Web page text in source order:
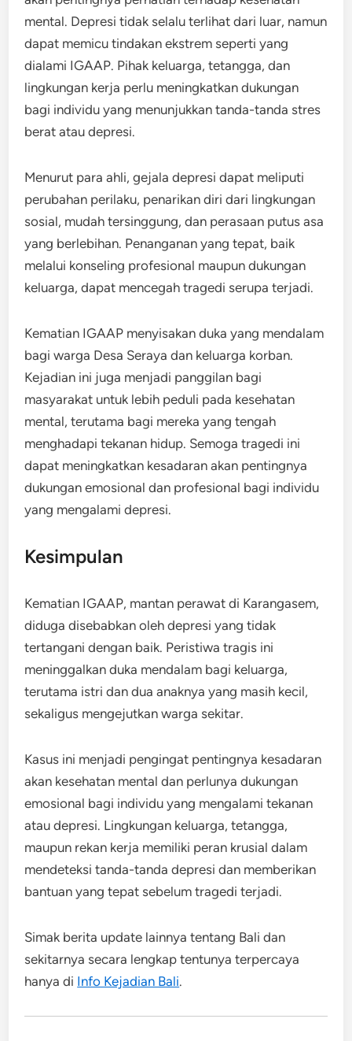
mental. Depresi tidak selalu terlihat dari luar, namun
dapat memicu tindakan ekstrem seperti yang
dialami IGAAP. Pihak keluarga, tetangga, dan
lingkungan kerja perlu meningkatkan dukungan
bagi individu yang menunjukkan tanda-tanda stres
berat atau depresi.
Menurut para ahli, gejala depresi dapat meliputi
perubahan perilaku, penarikan diri dari lingkungan
sosial, mudah tersinggung, dan perasaan putus asa
yang berlebihan. Penanganan yang tepat, baik
melalui konseling profesional maupun dukungan
keluarga, dapat mencegah tragedi serupa terjadi.
Kematian IGAAP menyisakan duka yang mendalam
bagi warga Desa Seraya dan keluarga korban.
Kejadian ini juga menjadi panggilan bagi
masyarakat untuk lebih peduli pada kesehatan
mental, terutama bagi mereka yang tengah
menghadapi tekanan hidup. Semoga tragedi ini
dapat meningkatkan kesadaran akan pentingnya
dukungan emosional dan profesional bagi individu
yang mengalami depresi.
Kesimpulan
Kematian IGAAP, mantan perawat di Karangasem,
diduga disebabkan oleh depresi yang tidak
tertangani dengan baik. Peristiwa tragis ini
meninggalkan duka mendalam bagi keluarga,
terutama istri dan dua anaknya yang masih kecil,
sekaligus mengejutkan warga sekitar.
Kasus ini menjadi pengingat pentingnya kesadaran
akan kesehatan mental dan perlunya dukungan
emosional bagi individu yang mengalami tekanan
atau depresi. Lingkungan keluarga, tetangga,
maupun rekan kerja memiliki peran krusial dalam
mendeteksi tanda-tanda depresi dan memberikan
bantuan yang tepat sebelum tragedi terjadi.
Simak berita update lainnya tentang Bali dan
sekitarnya secara lengkap tentunya terpercaya
hanya di Info Kejadian Bali.